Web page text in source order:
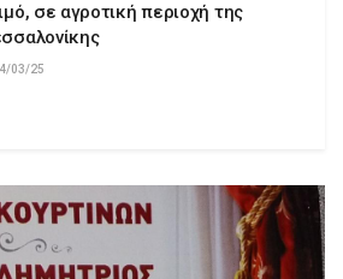
σε αγροτική περιοχή της
03/25